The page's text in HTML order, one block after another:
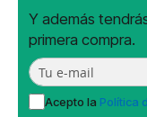
Y además
primera compra.
Acepto la Política